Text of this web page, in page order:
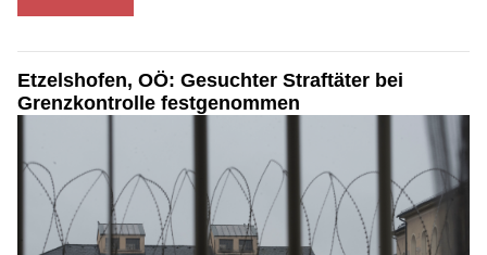
Etzelshofen, OÖ: Gesuchter Straftäter bei
Grenzkontrolle festgenommen